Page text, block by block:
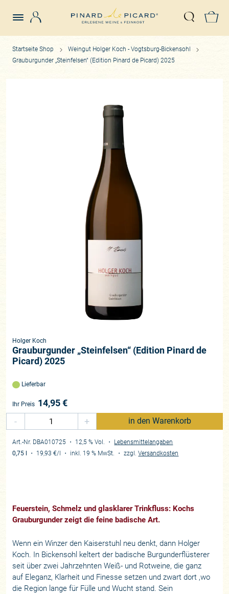
Suche
Startseite Shop
Weingut Holger Koch - Vogtsburg-Bickensohl
Grauburgunder „Steinfelsen“ (Edition Pinard de Picard) 2025
Holger Koch
Grauburgunder „Steinfelsen“ (Edition Pinard de
Picard) 2025
Lieferbar
Ihr Preis 14,95€
-
+ in den Warenkorb
Art.-Nr. DBA010725 ・ 12,5 % Vol. ・ Lebensmittelangaben
0,75 l
・ 19,93 €/l ・ inkl. 19 % MwSt. ・zzgl.Versandkosten
Feuerstein, Schmelz und glasklarer Trinkfluss: Kochs
Grauburgunder zeigt die feine badische Art.
Wenn ein Winzer den Kaiserstuhl neu denkt, dann Holger
Koch. In Bickensohl keltert der badische Burgunderflüsterer
seit über zwei Jahrzehnten Weiß- und Rotweine, die ganz
auf Eleganz, Klarheit und Finesse setzen und zwart dort ,wo
die Region lange für Fülle und Wucht stand. Sein